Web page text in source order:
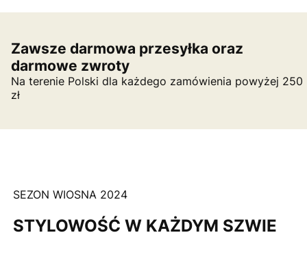
Zawsze darmowa przesyłka oraz
darmowe zwroty
Na terenie Polski dla każdego zamówienia powyżej 250
zł
SEZON WIOSNA 2024
STYLOWOŚĆ W KAŻDYM SZWIE